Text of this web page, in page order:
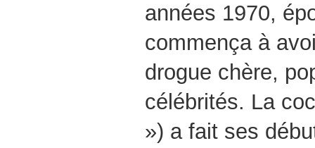
années 1970,
commença à
drogue chère,
célébrités. La
») a fait ses